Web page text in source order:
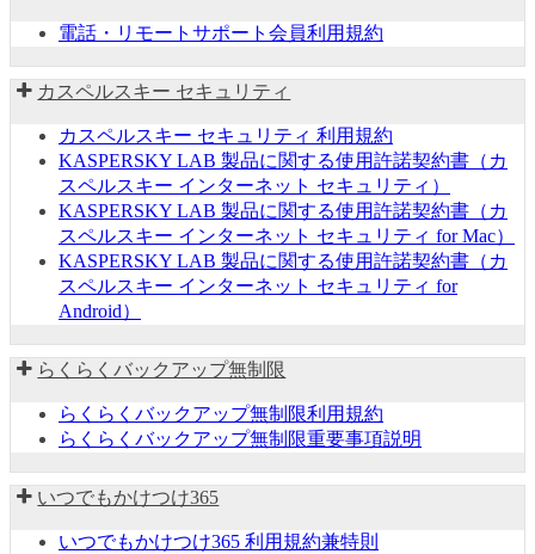
電話・リモートサポート会員利用規約
カスペルスキー セキュリティ
カスペルスキー セキュリティ 利用規約
KASPERSKY LAB 製品に関する使用許諾契約書（カ
スペルスキー インターネット セキュリティ）
KASPERSKY LAB 製品に関する使用許諾契約書（カ
スペルスキー インターネット セキュリティ for Mac）
KASPERSKY LAB 製品に関する使用許諾契約書（カ
スペルスキー インターネット セキュリティ for
Android）
らくらくバックアップ無制限
らくらくバックアップ無制限利用規約
らくらくバックアップ無制限重要事項説明
いつでもかけつけ365
いつでもかけつけ365 利用規約兼特則